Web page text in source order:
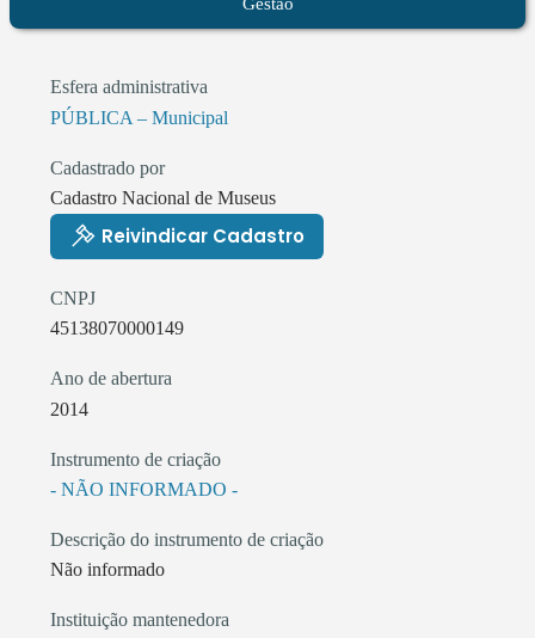
Esfera administrativa
PÚBLICA – Municipal
Cadastrado por
Cadastro Nacional de Museus
Reivindicar Cadastro
CNPJ
45138070000149
Ano de abertura
2014
Instrumento de criação
- NÃO INFORMADO -
Descrição do instrumento de criação
Não informado
Instituição mantenedora